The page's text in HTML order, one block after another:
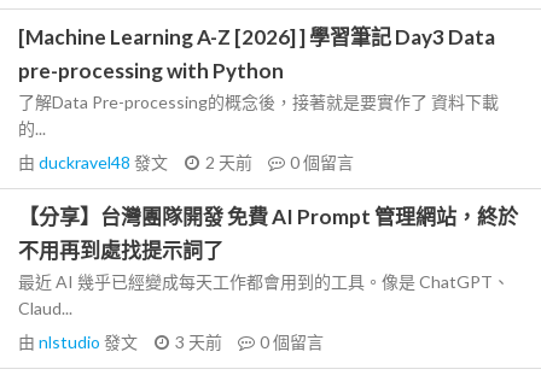
[Machine Learning A-Z [2026] ] 學習筆記 Day3 Data
pre-processing with Python
了解Data Pre-processing的概念後，接著就是要實作了 資料下載
的...
由 duckravel48 發文 2 天前 0個留言
【分享】台灣團隊開發 免費 AI Prompt 管理網站，終於
不用再到處找提示詞了
最近 AI 幾乎已經變成每天工作都會用到的工具。像是 ChatGPT、
Claud...
由 nlstudio 發文 3 天前 0個留言